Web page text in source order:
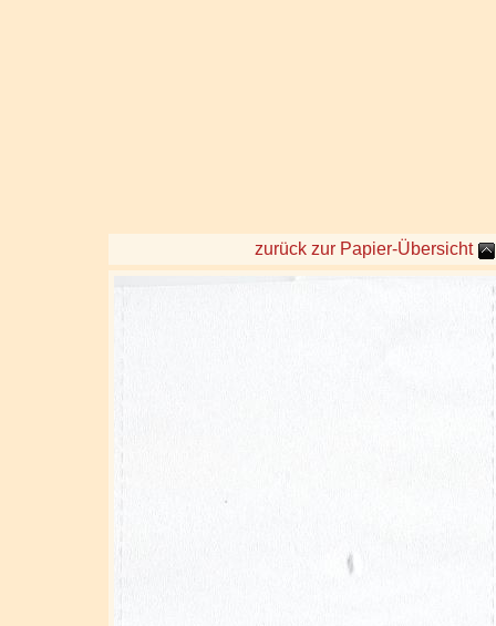
zurück zur Papier-Übersicht